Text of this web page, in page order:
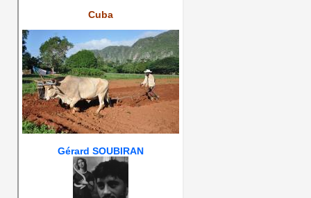
Cuba
Gérard SOUBIRAN